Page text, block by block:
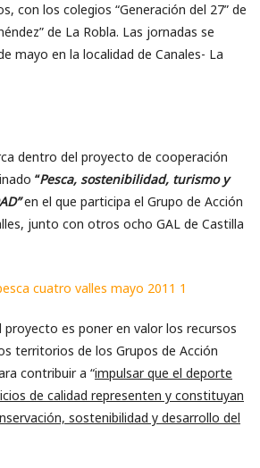
con los colegios “Generación del 27” de
de La Robla. Las jornadas se
mayo en la localidad de Canales- La
dentro del proyecto de cooperación
“Pesca, sostenibilidad, turismo y
en el que participa el Grupo de Acción
junto con otros ocho GAL de Castilla
proyecto es poner en valor los recursos
territorios de los Grupos de Acción
contribuir a “impulsar que el deporte
de calidad representen y constituyan
sostenibilidad y desarrollo del